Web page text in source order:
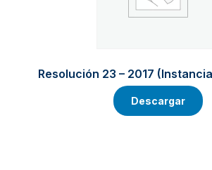
Resolución 23 – 2017
Descargar